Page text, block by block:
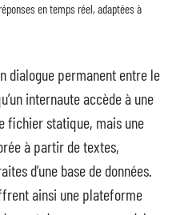
en temps réel, adaptées à
dialogue permanent entre le
internaute accède à une
fichier statique, mais une
à partir de textes,
d’une base de données.
ainsi une plateforme